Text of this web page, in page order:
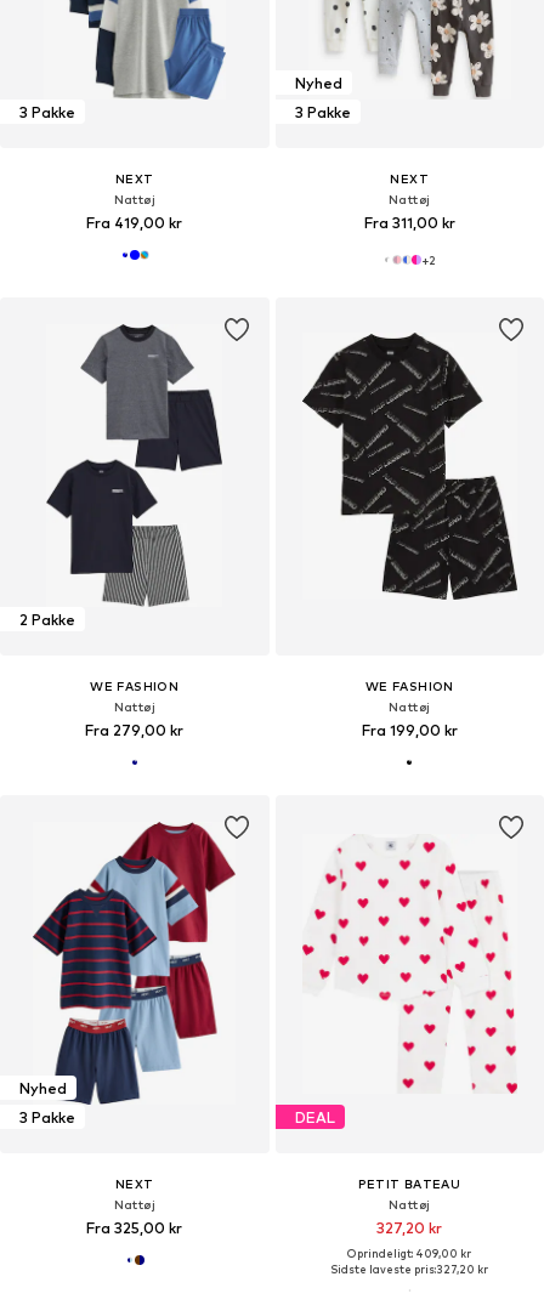
3 Pakke
NEXT
Nattøj
Fra 419,00 kr
Nyhed
3 Pakke
NEXT
Nattøj
Fra 311,00 kr
+2
2 Pakke
WE FASHION
Nattøj
Fra 279,00 kr
WE FASHION
Nattøj
Fra 199,00 kr
Nyhed
3 Pakke
NEXT
Nattøj
Fra 325,00 kr
DEAL
PETIT BATEAU
Nattøj
327,20 kr
Oprindeligt: 409,00 kr
Sidste laveste pris:327,20 kr